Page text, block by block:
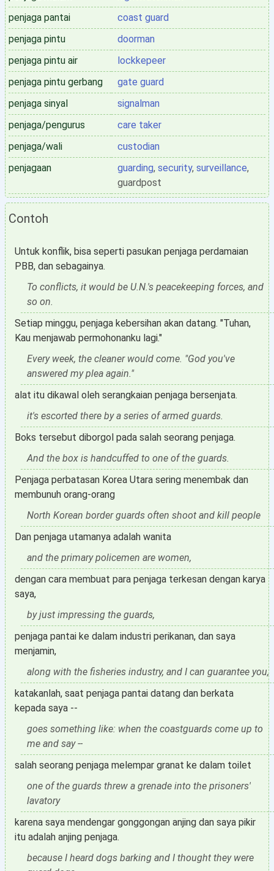
penjaga pantai
coast guard
penjaga pintu
doorman
penjaga pintu air
lockkepeer
penjaga pintu gerbang
gate guard
penjaga sinyal
signalman
penjaga/pengurus
care taker
penjaga/wali
custodian
penjagaan
guarding, security, surveillance,
guardpost
Contoh
Untuk konflik, bisa seperti pasukan penjaga perdamaian
PBB, dan sebagainya.
To conflicts, it would be U.N.'s peacekeeping forces, and
so on.
Setiap minggu, penjaga kebersihan akan datang. "Tuhan,
Kau menjawab permohonanku lagi."
Every week, the cleaner would come. "God you've
answered my plea again."
alat itu dikawal oleh serangkaian penjaga bersenjata.
it's escorted there by a series of armed guards.
Boks tersebut diborgol pada salah seorang penjaga.
And the box is handcuffed to one of the guards.
Penjaga perbatasan Korea Utara sering menembak dan
membunuh orang-orang
North Korean border guards often shoot and kill people
Dan penjaga utamanya adalah wanita
and the primary policemen are women,
dengan cara membuat para penjaga terkesan dengan karya
saya,
by just impressing the guards,
penjaga pantai ke dalam industri perikanan, dan saya
menjamin,
along with the fisheries industry, and I can guarantee you,
katakanlah, saat penjaga pantai datang dan berkata
kepada saya --
goes something like: when the coastguards come up to
me and say --
salah seorang penjaga melempar granat ke dalam toilet
one of the guards threw a grenade into the prisoners'
lavatory
karena saya mendengar gonggongan anjing dan saya pikir
itu adalah anjing penjaga.
because I heard dogs barking and I thought they were